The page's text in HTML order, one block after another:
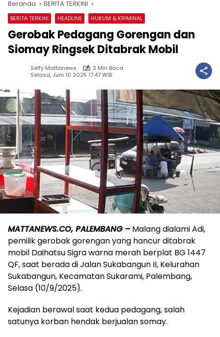
Beranda BERITA TERKINI
BERITA TERKINI HEADLINE HUKUM & KRIMINAL
Gerobak Pedagang Gorengan dan
Siomay Ringsek Ditabrak Mobil
Selfy Mattanews
2 Min Baca
Selasa, Juni 10 2025 17:47 WIB
MATTANEWS.CO, PALEMBANG – Malang dialami Adi,
pemilik gerobak gorengan yang hancur ditabrak
mobil Daihatsu Sigra warna merah berplat BG 1447
QF, saat berada di Jalan Sukabangun II, Kelurahan
Sukabangun, Kecamatan Sukarami, Palembang,
Selasa (10/9/2025).
Kejadian berawal saat kedua pedagang, salah
satunya korban hendak berjualan somay.